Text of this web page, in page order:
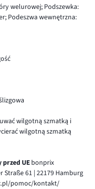
welurowej; Podszewka:
Podeszwa wewnętrzna:
wilgotną szmatką i
wilgotną szmatką
UE bonprix
61 | 22179 Hamburg
pomoc/kontakt/